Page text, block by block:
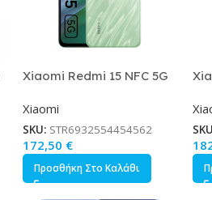
Xiaomi Redmi 15 NFC 5G
Green
Xiaomi
SKU: STR6932554454562
172,50 €
Προσθήκη Στο Καλάθι